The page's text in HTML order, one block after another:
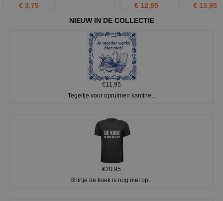
€ 3,75
€ 12,95
€ 13,95
NIEUW IN DE COLLECTIE
€11,95
Tegeltje voor opruimen kantine...
€20,95
Shirtje de koek is nog niet op...